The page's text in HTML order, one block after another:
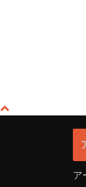
ア